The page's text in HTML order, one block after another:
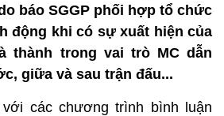
báo SGGP phối hợp tổ chức
động khi có sự xuất hiện của
thành trong vai trò MC dẫn
giữa và sau trận đấu...
các chương trình bình luận